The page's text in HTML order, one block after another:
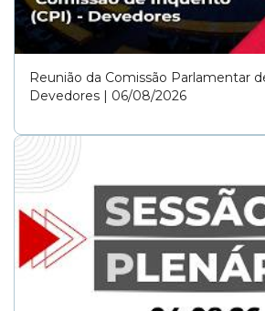
Reunião da Comissão Parlamentar
Devedores | 06/08/2026